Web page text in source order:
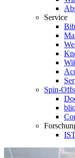
Service
Spin-Offs
bliq